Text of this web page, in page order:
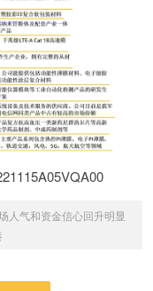
人气和资金信心回升明显